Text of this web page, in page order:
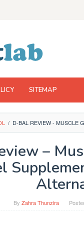
SITEMAP
/ D-BAL REVIEW - MUSCLE
–
By Zahra Thunzira